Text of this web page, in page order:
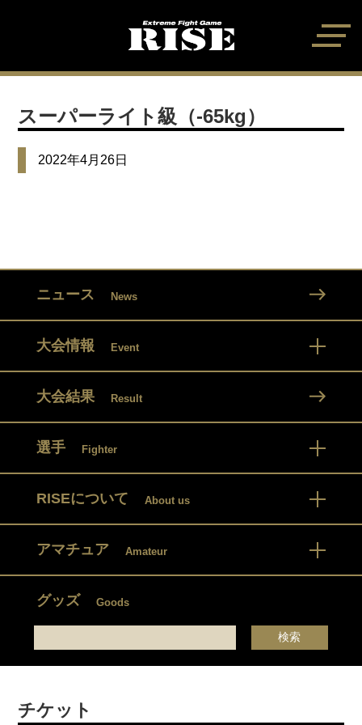
スーパーライト級（-65kg）
2022年4月26日
ニュース News
大会情報 Event
大会結果 Result
選手 Fighter
RISEについて About us
アマチュア Amateur
グッズ Goods
チケット